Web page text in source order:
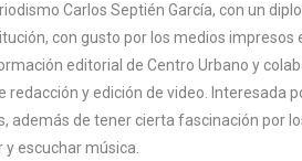
Carlos Septién García, con un
con gusto por los medios
editorial de Centro Urbano y
redacción y edición de video. Interesada
además de tener cierta fascinación por
y escuchar música.